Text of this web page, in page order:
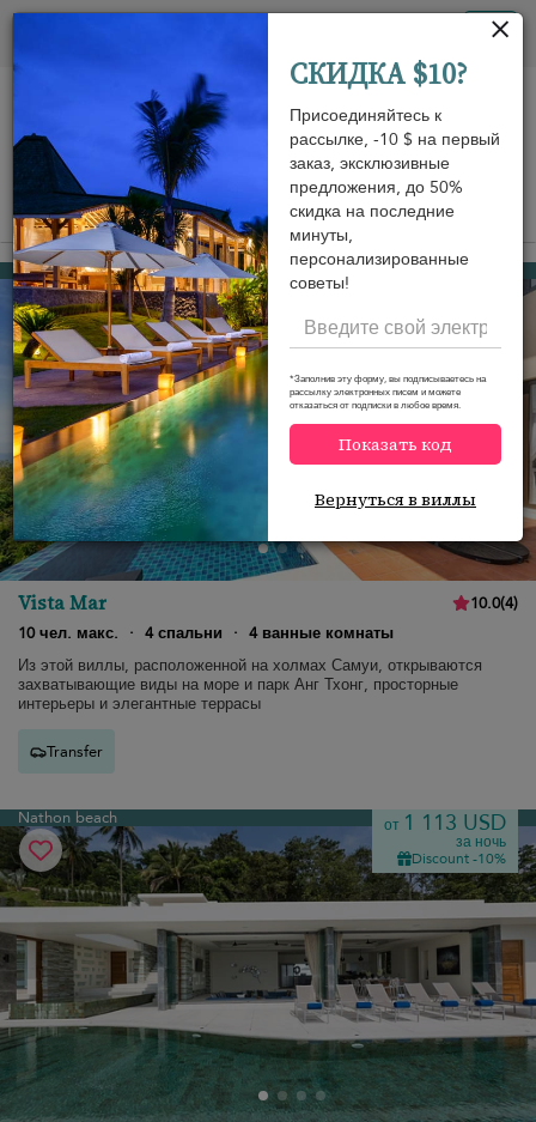
View on map
Nathon beach
Vista Mar 10.0(4)
10 чел. макс.
· 4 спальни · 4 ванные комнаты
Из этой виллы, расположенной на холмах Самуи, открываются
захватывающие виды на море и парк Анг Тхонг, просторные
интерьеры и элегантные террасы
Transfer
Nathon beach от 1 113 USD
за ночь
Discount -10%
СКИДКА $10?
Присоединяйтесь к
рассылке, -10 $ на первый
заказ, эксклюзивные
предложения, до 50%
скидка на последние
минуты,
персонализированные
советы!
*Заполнив эту форму, вы подписываетесь на
рассылку электронных писем и можете
отказаться от подписки в любое время.
Показать код
Вернуться в виллы
Панель управления cookies